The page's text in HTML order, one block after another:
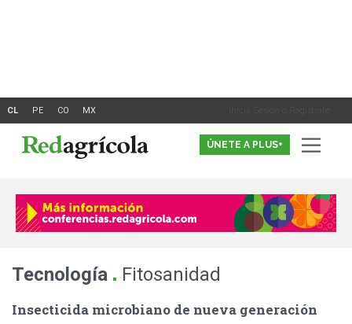
Inicia Sesión o Registrate
ÚNETE A PLUS+
Tecnología . Fitosanidad
Insecticida microbiano de nueva generación